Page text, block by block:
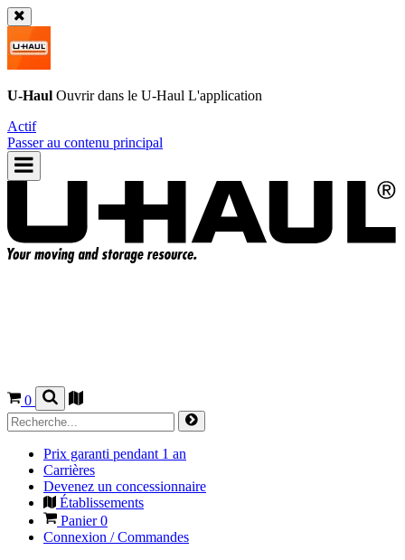
U-Haul Ouvrir dans le U-Haul L'application
Actif
Passer au contenu principal
0
Prix garanti pendant 1 an
Carrières
Devenez un concessionnaire
Établissements
Panier0
Connexion / Commandes